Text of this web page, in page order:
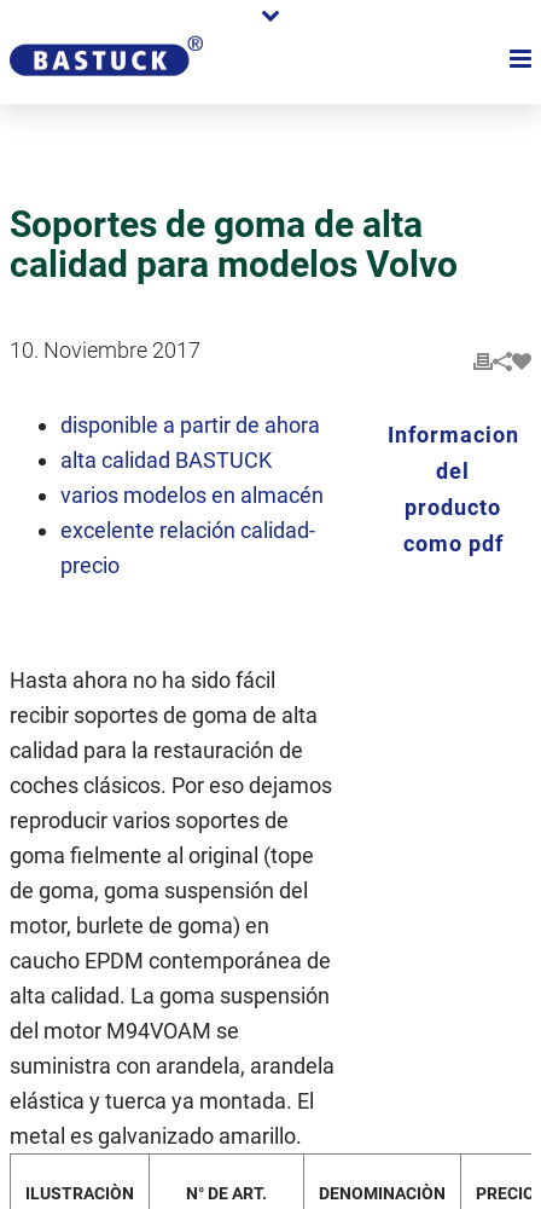
Soportes de goma de alta
calidad para modelos Volvo
10. Noviembre 2017
disponible a partir de ahora
alta calidad BASTUCK
varios modelos en almacén
excelente relación calidad-
precio
Hasta ahora no ha sido fácil
recibir soportes de goma de alta
calidad para la restauración de
coches clásicos. Por eso dejamos
reproducir varios soportes de
goma fielmente al original (tope
de goma, goma suspensión del
motor, burlete de goma) en
caucho EPDM contemporánea de
alta calidad. La goma suspensión
del motor M94VOAM se
suministra con arandela, arandela
elástica y tuerca ya montada. El
metal es galvanizado amarillo.
ILUSTRACIÒN N° DE ART. DENOMINACIÒN
Informacion
del
producto
como pdf